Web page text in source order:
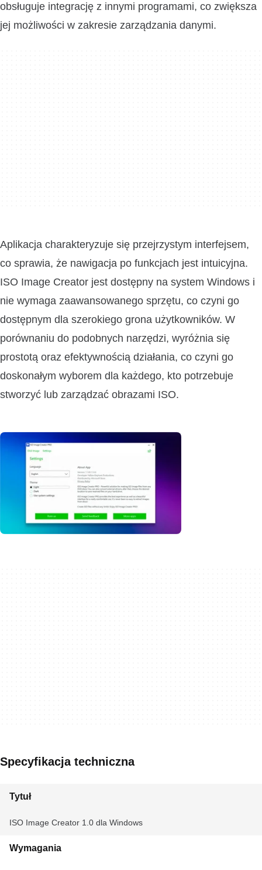
obsługuje integrację z innymi programami, co zwiększa
jej możliwości w zakresie zarządzania danymi.
Aplikacja charakteryzuje się przejrzystym interfejsem,
co sprawia, że nawigacja po funkcjach jest intuicyjna.
ISO Image Creator jest dostępny na system Windows i
nie wymaga zaawansowanego sprzętu, co czyni go
dostępnym dla szerokiego grona użytkowników. W
porównaniu do podobnych narzędzi, wyróżnia się
prostotą oraz efektywnością działania, co czyni go
doskonałym wyborem dla każdego, kto potrzebuje
stworzyć lub zarządzać obrazami ISO.
Specyfikacja techniczna
Tytuł
ISO Image Creator 1.0 dla Windows
Wymagania